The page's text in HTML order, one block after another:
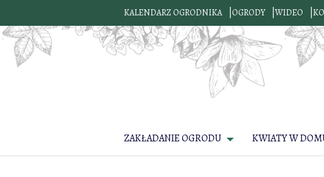
KALENDARZ OGRODNIKA OGRODY WIDEO
ZAKŁADANIE OGRODU KWIATY W